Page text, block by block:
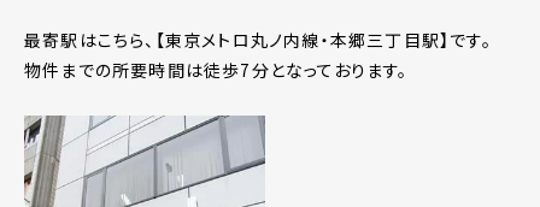
最寄駅はこちら、【東京メトロ丸ノ内線・本郷三丁目駅】です。
物件までの所要時間は徒歩7分となっております。